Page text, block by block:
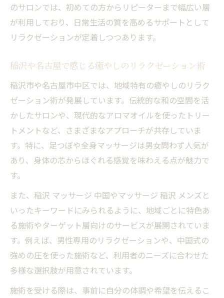
のサロンでは、初めての方からリピーターまで幅広い層
が利用しており、日常生活の質を高めるサポートとして
リラクゼーションが定着しつつあります。
稲沢や名古屋で感じる癒やしのリラクゼーション術
稲沢市や名古屋市中区では、地域特有の癒やしのリラク
ゼーション術が発展しています。伝統的な和の空間を活
かしたサロンや、現代的なアロマオイルを使ったトリー
トメントなど、さまざまなアプローチが共存していま
す。特に、足つぼや全身マッサージは男女問わず人気が
あり、身体の芯からほぐれる感覚を味わえる点が魅力で
す。
また、稲沢 マッサージ 中国やマッサージ 稲沢 メンズと
いったキーワードにみられるように、地域ごとに特色あ
る施術やターゲット層向けのサービスが展開されていま
す。例えば、男性専用のリラクゼーションや、中国式の
強めの圧を使った施術など、利用者のニーズに合わせた
多様な選択肢が用意されています。
施術を受ける際は、事前に自分の体調や希望を伝えるこ